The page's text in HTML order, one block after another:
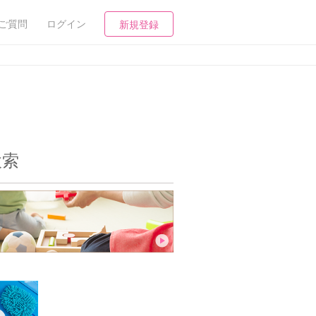
質問 ログイン 新規登録